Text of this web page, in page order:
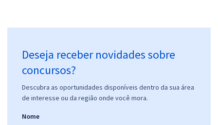
Deseja receber novidades sobre
concursos?
Descubra as oportunidades disponíveis dentro da sua área
de interesse ou da região onde você mora.
Nome